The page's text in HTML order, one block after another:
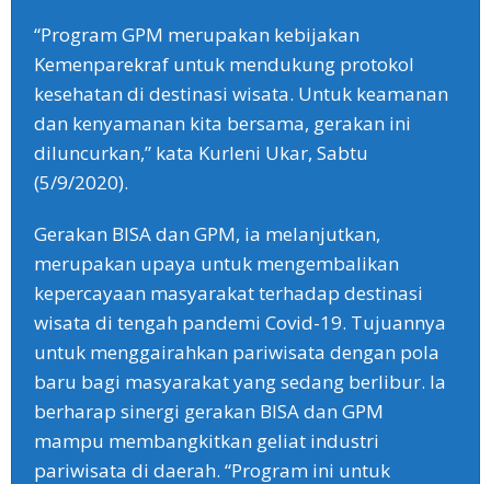
“Program GPM merupakan kebijakan
Kemenparekraf untuk mendukung protokol
kesehatan di destinasi wisata. Untuk keamanan
dan kenyamanan kita bersama, gerakan ini
diluncurkan,” kata Kurleni Ukar, Sabtu
(5/9/2020).
Gerakan BISA dan GPM, ia melanjutkan,
merupakan upaya untuk mengembalikan
kepercayaan masyarakat terhadap destinasi
wisata di tengah pandemi Covid-19. Tujuannya
untuk menggairahkan pariwisata dengan pola
baru bagi masyarakat yang sedang berlibur. Ia
berharap sinergi gerakan BISA dan GPM
mampu membangkitkan geliat industri
pariwisata di daerah. “Program ini untuk